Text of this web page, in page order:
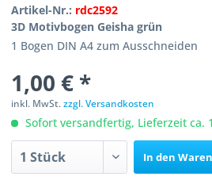
Artikel-Nr.: rdc2592
3D Motivbogen Geisha grün
1 Bogen DIN A4 zum Ausschneiden
1,00 € *
inkl. MwSt.zzgl. Versandkosten
Sofort versandfertig, Lieferzeit ca.
In den